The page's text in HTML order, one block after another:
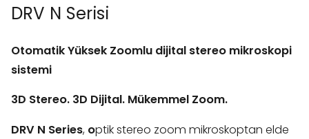
DRV N Serisi
Otomatik Yüksek Zoomlu dijital stereo mikroskopi
sistemi
3D Stereo. 3D Dijital. Mükemmel Zoom.
DRV N Series, optik stereo zoom mikroskoptan elde